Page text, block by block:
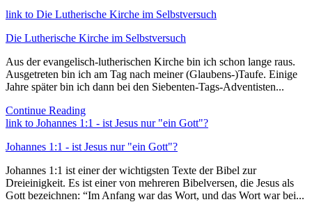
link to Die Lutherische Kirche im Selbstversuch
Die Lutherische Kirche im Selbstversuch
Aus der evangelisch-lutherischen Kirche bin ich schon lange raus.
Ausgetreten bin ich am Tag nach meiner (Glaubens-)Taufe. Einige
Jahre später bin ich dann bei den Siebenten-Tags-Adventisten...
Continue Reading
link to Johannes 1:1 - ist Jesus nur "ein Gott"?
Johannes 1:1 - ist Jesus nur "ein Gott"?
Johannes 1:1 ist einer der wichtigsten Texte der Bibel zur
Dreieinigkeit. Es ist einer von mehreren Bibelversen, die Jesus als
Gott bezeichnen: “Im Anfang war das Wort, und das Wort war bei...